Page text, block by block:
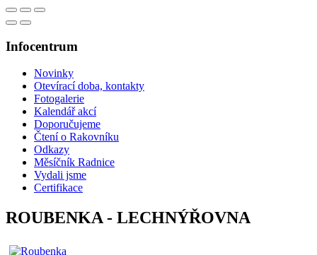
Infocentrum
Novinky
Otevírací doba, kontakty
Fotogalerie
Kalendář akcí
Doporučujeme
Čtení o Rakovníku
Odkazy
Měsíčník Radnice
Vydali jsme
Certifikace
ROUBENKA - LECHNÝŘOVNA